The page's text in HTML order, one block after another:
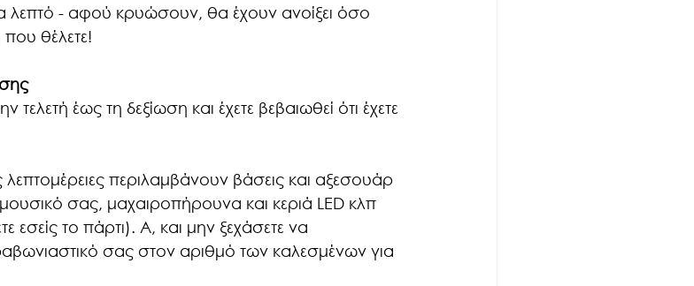
λεπτό - αφού κρυώσουν, θα έχουν ανοίξει όσο
που θέλετε!
τελετή έως τη δεξίωση και έχετε βεβαιωθεί ότι έχετε
περιλαμβάνουν βάσεις και αξεσουάρ
σας, μαχαιροπήρουνα και κεριά LED κλπ
το πάρτι). Α, και μην ξεχάσετε να
σας στον αριθμό των καλεσμένων για